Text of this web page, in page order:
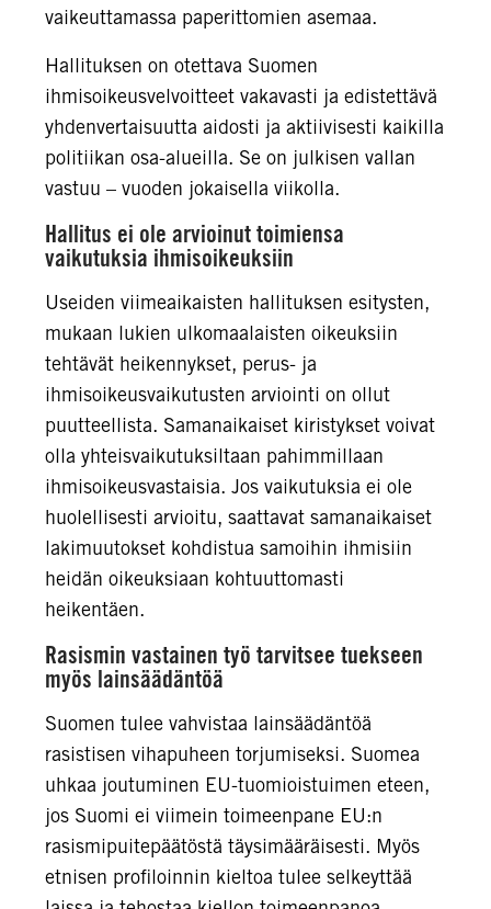
vaikeuttamassa paperittomien asemaa.
Hallituksen on otettava Suomen
ihmisoikeusvelvoitteet vakavasti ja edistettävä
yhdenvertaisuutta aidosti ja aktiivisesti kaikilla
politiikan osa-alueilla. Se on julkisen vallan
vastuu – vuoden jokaisella viikolla.
Hallitus ei ole arvioinut toimiensa
vaikutuksia ihmisoikeuksiin
Useiden viimeaikaisten hallituksen esitysten,
mukaan lukien ulkomaalaisten oikeuksiin
tehtävät heikennykset, perus- ja
ihmisoikeusvaikutusten arviointi on ollut
puutteellista. Samanaikaiset kiristykset voivat
olla yhteisvaikutuksiltaan pahimmillaan
ihmisoikeusvastaisia. Jos vaikutuksia ei ole
huolellisesti arvioitu, saattavat samanaikaiset
lakimuutokset kohdistua samoihin ihmisiin
heidän oikeuksiaan kohtuuttomasti
heikentäen.
Rasismin vastainen työ tarvitsee tuekseen
myös lainsäädäntöä
Suomen tulee vahvistaa lainsäädäntöä
rasistisen vihapuheen torjumiseksi. Suomea
uhkaa joutuminen EU-tuomioistuimen eteen,
jos Suomi ei viimein toimeenpane EU:n
rasismipuitepäätöstä täysimääräisesti. Myös
etnisen profiloinnin kieltoa tulee selkeyttää